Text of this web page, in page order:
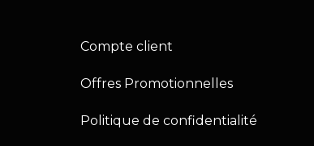
Compte client
Offres Promotionnelles
Politique de confidentialité